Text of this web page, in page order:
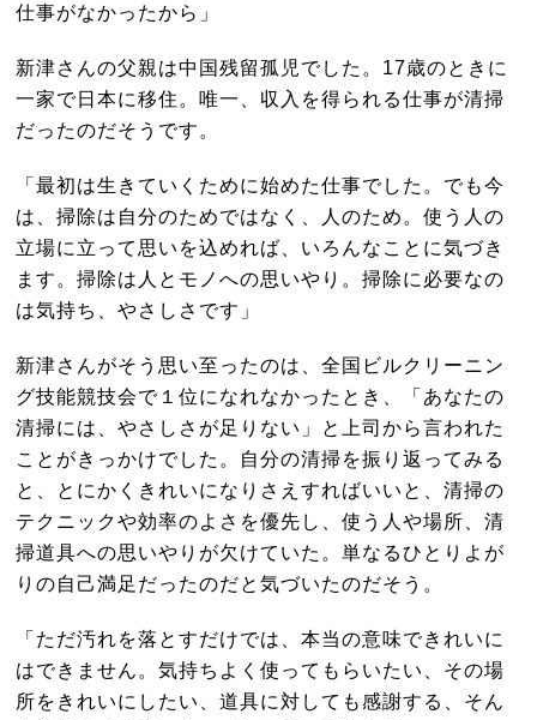
仕事がなかったから」
新津さんの父親は中国残留孤児でした。17歳のときに
一家で日本に移住。唯一、収入を得られる仕事が清掃
だったのだそうです。
「最初は生きていくために始めた仕事でした。でも今
は、掃除は自分のためではなく、人のため。使う人の
立場に立って思いを込めれば、いろんなことに気づき
ます。掃除は人とモノへの思いやり。掃除に必要なの
は気持ち、やさしさです」
新津さんがそう思い至ったのは、全国ビルクリーニン
グ技能競技会で１位になれなかったとき、「あなたの
清掃には、やさしさが足りない」と上司から言われた
ことがきっかけでした。自分の清掃を振り返ってみる
と、とにかくきれいになりさえすればいいと、清掃の
テクニックや効率のよさを優先し、使う人や場所、清
掃道具への思いやりが欠けていた。単なるひとりよが
りの自己満足だったのだと気づいたのだそう。
「ただ汚れを落とすだけでは、本当の意味できれいに
はできません。気持ちよく使ってもらいたい、その場
所をきれいにしたい、道具に対しても感謝する、そん